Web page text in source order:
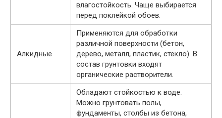
влагостойкость. Чаще выбирается
перед поклейкой обоев.
Алкидные
Применяются для обработки
различной поверхности (бетон,
дерево, металл, пластик, стекло). В
состав грунтовки входят
органические растворители.
Обладают стойкостью к воде.
Можно грунтовать полы,
фундаменты, столбы из бетона,